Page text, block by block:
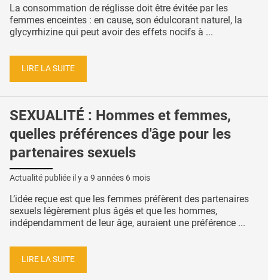
La consommation de réglisse doit être évitée par les
femmes enceintes : en cause, son édulcorant naturel, la
glycyrrhizine qui peut avoir des effets nocifs à ...
LIRE LA SUITE
SEXUALITÉ : Hommes et femmes,
quelles préférences d'âge pour les
partenaires sexuels
Actualité publiée il y a 9 années 6 mois
L’idée reçue est que les femmes préfèrent des partenaires
sexuels légèrement plus âgés et que les hommes,
indépendamment de leur âge, auraient une préférence ...
LIRE LA SUITE